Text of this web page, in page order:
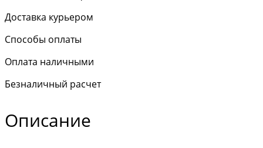
Доставка курьером
Способы оплаты
Оплата наличными
Безналичный расчет
Описание